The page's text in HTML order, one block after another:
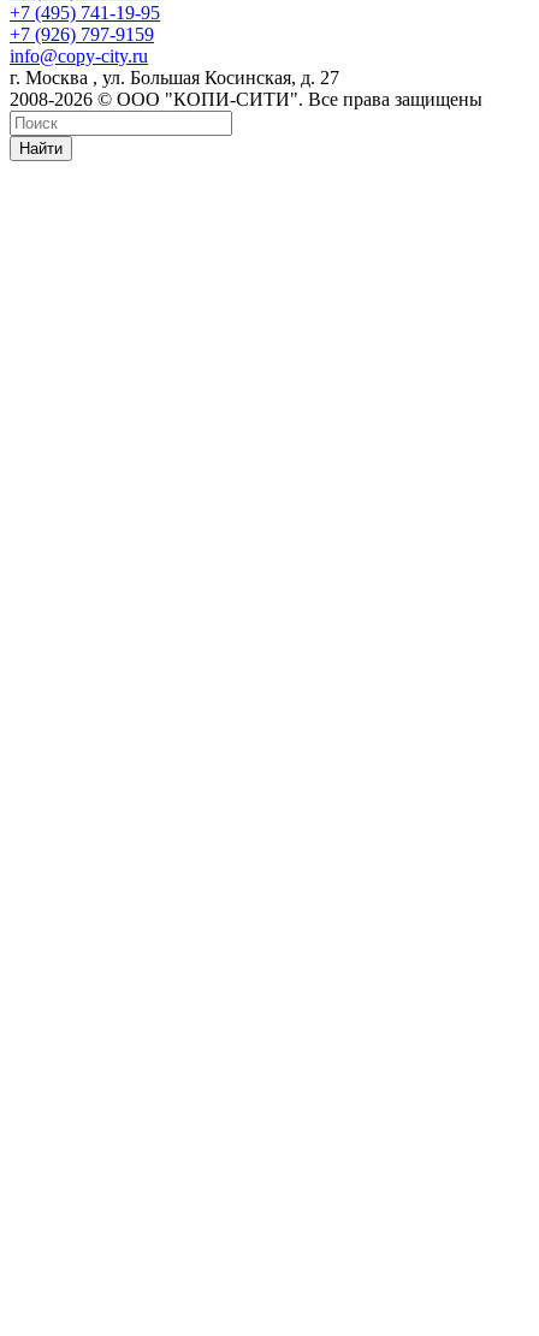
+7 (495) 741-19-95
+7 (926) 797-9159
info@copy-city.ru
г. Москва , ул. Большая Косинская, д. 27
2008-2026 © ООО "КОПИ-СИТИ". Все права защищены
Найти